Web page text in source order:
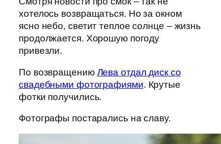
хотелось возвращаться. Но за окном
ясно небо, светит теплое солнце – жизнь
продолжается. Хорошую погоду
привезли.
По возвращению Лева отдал диск со
свадебными фотографиями. Крутые
фотки получились.
Фотографы постарались на славу.